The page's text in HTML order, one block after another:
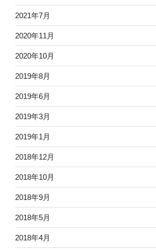
2021年7月
2020年11月
2020年10月
2019年8月
2019年6月
2019年3月
2019年1月
2018年12月
2018年10月
2018年9月
2018年5月
2018年4月